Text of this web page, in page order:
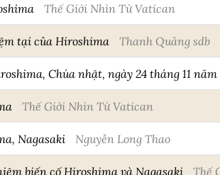
Thế Giới Nhìn Từ Vatican
tại của Hiroshima Thanh Quảng sdb
Chúa nhật, ngày 24 tháng 11 năm
Thế Giới Nhìn Từ Vatican
Nagasaki Nguyễn Long Thao
biến cố Hiroshima và Nagasaki Thế